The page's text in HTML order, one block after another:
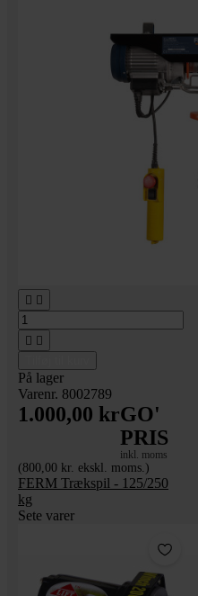
 
 
På lager
Varenr. 8002789
1.000,00 krGO'
PRIS
inkl. moms
(800,00 kr. ekskl. moms.)
FERM Trækspil - 125/250
kg
Sete varer